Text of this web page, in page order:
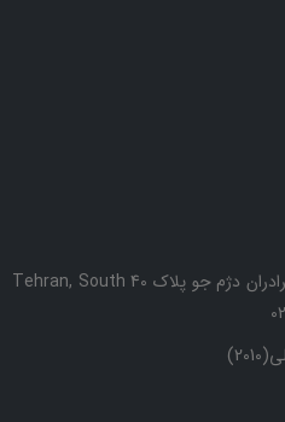
کامرانیه جنوبی ، خیابان شهید برادران دژم جو پلاک 40 Tehran, South